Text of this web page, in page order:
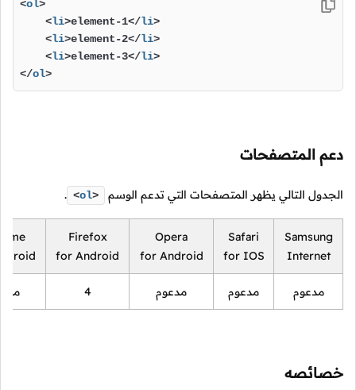
<ol>
<li>element-1</li>
<li>element-2</li>
<li>element-3</li>
</ol>
دعم المتصفحات
الجدول التالي يظهر المتصفحات التي تدعم الوسم <ol>
.
Firefox
for Android
Opera
for Android
Safari
for IOS
Samsung
Internet
4 مدعوم مدعوم مدعوم
خصائصه